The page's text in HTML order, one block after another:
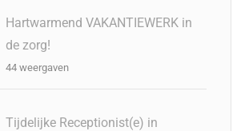
Hartwarmend VAKANTIEWERK in
de zorg!
44 weergaven
Tijdelijke Receptionist(e) in